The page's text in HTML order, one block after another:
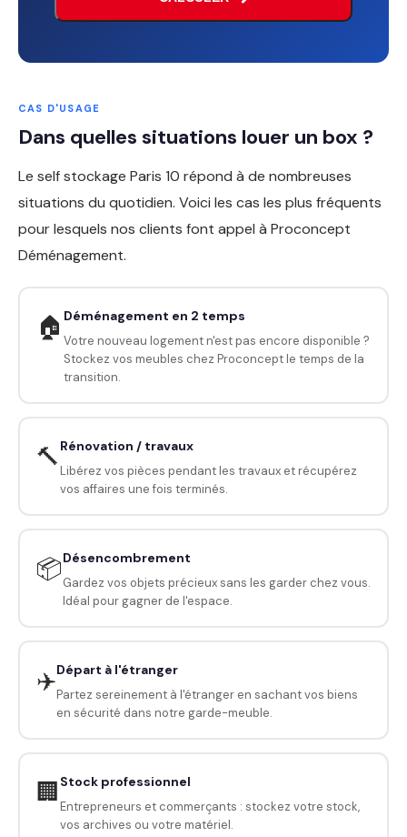
CAS D'USAGE
Dans quelles situations louer un box ?
Le self stockage Paris 10 répond à de nombreuses
situations du quotidien. Voici les cas les plus fréquents
pour lesquels nos clients font appel à Proconcept
Déménagement.
🏠 Déménagement en 2 temps
Votre nouveau logement n'est pas encore disponible ?
Stockez vos meubles chez Proconcept le temps de la
transition.
🔨 Rénovation / travaux
Libérez vos pièces pendant les travaux et récupérez
vos affaires une fois terminés.
📦Désencombrement
Gardez vos objets précieux sans les garder chez vous.
Idéal pour gagner de l'espace.
✈️Départ à l'étranger
Partez sereinement à l'étranger en sachant vos biens
en sécurité dans notre garde-meuble.
🏢 Stock professionnel
Entrepreneurs et commerçants : stockez votre stock,
vos archives ou votre matériel.